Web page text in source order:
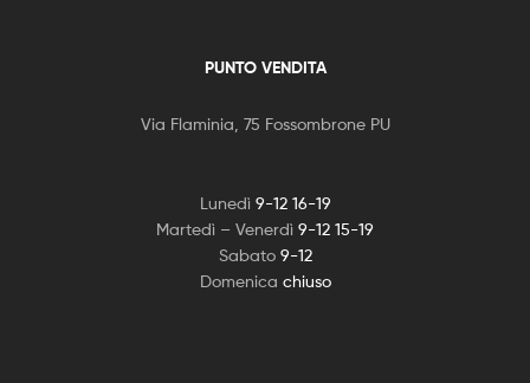
PUNTO VENDITA
Via Flaminia, 75 Fossombrone PU
Lunedì 9-12 16-19
Martedì – Venerdì 9-12 15-19
Sabato 9-12
Domenica chiuso